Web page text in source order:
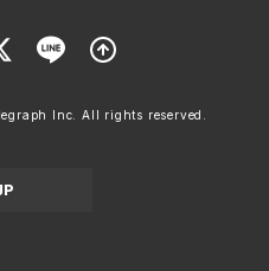
Inc. All rights reserved.